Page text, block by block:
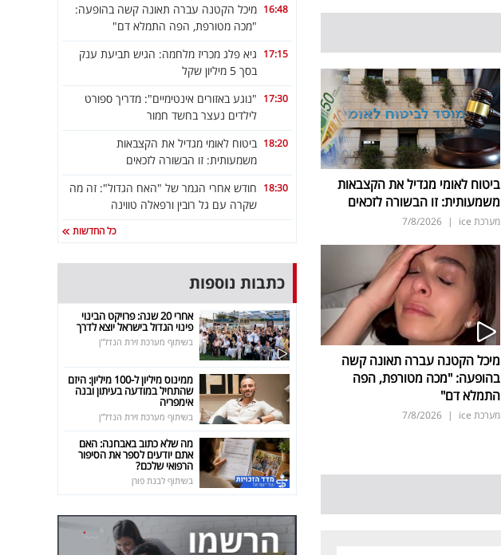
ביטוח לאומי מגדיל את הקצבאות
משמעותית: זו הבשורה לזכאים
מערכת ice |
7/8/2026
מיכל הקטנה עברה תאונה קשה
בהופעה: "מכה מטורפת, הפה
התמלא דם"
מערכת ice |
7/8/2026
16:48 מיכל הקטנה עברה תאונה קשה בהופעה:
"מכה מטורפת, הפה התמלא דם"
17:15 גיא פלג מכריז מלחמה: הגיש תביעת ענק
בסך 5 מיליון שקל
17:30 "נוגע באזורים אינטימיים": מדריך ספורט
לילדים נעצר בחשד חמור
18:20 ביטוח לאומי מגדיל את הקצבאות
משמעותית: זו הבשורה לזכאים
18:30 חודש אחרי הגמר של "האח הגדול": זה מה
שקרה עם גל רובין ורפאלה טווינה
כל החדשות
כתבות נוספות
אחרי 20 שנה: פרויקט הבינוי
פינוי הגדול בישראל יוצא לדרך
בשיתוף מערכת זירת הנדל"ן
ממינוס מיליון ל-100 מיליון: היזם
שהתחיל במודעה בעיתון ובנה
אימפריה
בשיתוף מערכת זירת הנדל"ן
מה שלא כתוב באבחנה: האם
אתם יודעים לספר את הסיפור
הרפואי שלכם?
בשיתוף לבנת פורן